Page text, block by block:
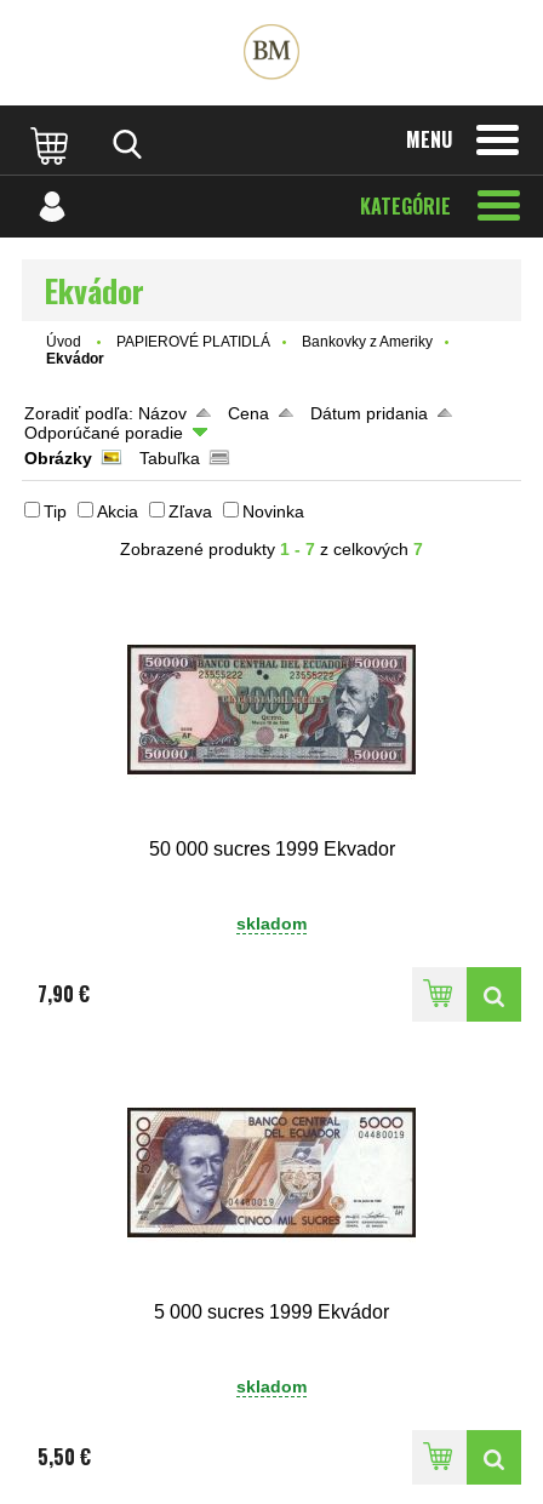
MENU
KATEGÓRIE
Ekvádor
Úvod PAPIEROVÉ PLATIDLÁ
Bankovky z Ameriky
Ekvádor
Zoradiť podľa: Názov Cena
Dátum pridania
Odporúčané poradie
Obrázky
Tabuľka
Tip Akcia Zľava
Novinka
Zobrazené produkty 1 - 7 z celkových 7
50 000 sucres 1999 Ekvador
skladom
7,90 €
5 000 sucres 1999 Ekvádor
skladom
5,50 €